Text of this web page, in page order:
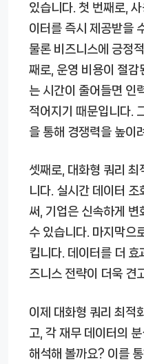
있습니다. 첫 번째로,
이터를 즉시 제공받을
물론 비즈니스에 긍정
째로, 운영 비용이 절감
는 시간이 줄어들면 인
적어지기 때문입니다.
을 통해 경쟁력을 높이
셋째로, 대화형 쿼리
니다. 실시간 데이터
써, 기업은 신속하게
수 있습니다. 마지막으
킵니다. 데이터를 더 효
즈니스 전략이 더욱 견
이제 대화형 쿼리 최적
고, 각 재무 데이터의
해석해 볼까요? 이를